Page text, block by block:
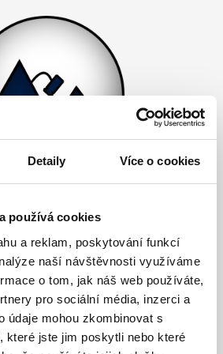
Detaily Více o cookies
používá cookies
a reklam, poskytování funkcí
naší návštěvnosti využíváme
o tom, jak náš web používáte,
pro sociální média, inzerci a
údaje mohou zkombinovat s
které jste jim poskytli nebo které